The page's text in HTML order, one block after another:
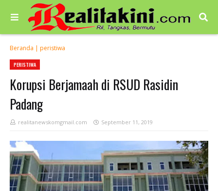
Beranda | peristiwa
PERISTIWA
Korupsi Berjamaah di RSUD Rasidin
Padang
realitanewskomgmail.com September 11, 2019